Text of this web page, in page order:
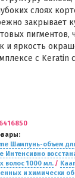
слоях
закрывает
пигментов,
и яркость
с Keratin
Шампунь-объем
Интенсивно
волос 1000 мл./
и химически